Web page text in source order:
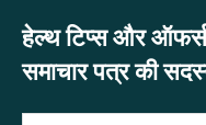
हेल्थ टिप्स और ऑफर्स
समाचार पत्र की